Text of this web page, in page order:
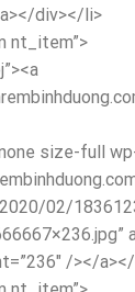
div></li>
nt_item”>
size-full
02/
/></